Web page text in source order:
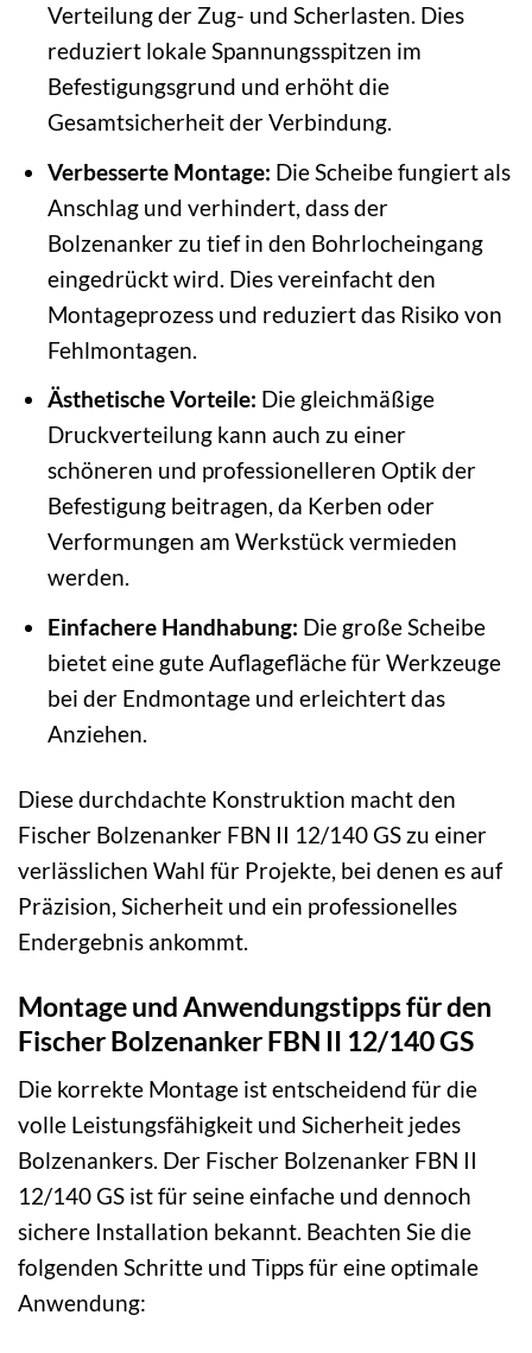
Verteilung der Zug- und Scherlasten. Dies
reduziert lokale Spannungsspitzen im
Befestigungsgrund und erhöht die
Gesamtsicherheit der Verbindung.
Verbesserte Montage: Die Scheibe fungiert als
Anschlag und verhindert, dass der
Bolzenanker zu tief in den Bohrlocheingang
eingedrückt wird. Dies vereinfacht den
Montageprozess und reduziert das Risiko von
Fehlmontagen.
Ästhetische Vorteile: Die gleichmäßige
Druckverteilung kann auch zu einer
schöneren und professionelleren Optik der
Befestigung beitragen, da Kerben oder
Verformungen am Werkstück vermieden
werden.
Einfachere Handhabung: Die große Scheibe
bietet eine gute Auflagefläche für Werkzeuge
bei der Endmontage und erleichtert das
Anziehen.
Diese durchdachte Konstruktion macht den
Fischer Bolzenanker FBN II 12/140 GS zu einer
verlässlichen Wahl für Projekte, bei denen es auf
Präzision, Sicherheit und ein professionelles
Endergebnis ankommt.
Montage und Anwendungstipps für den
Fischer Bolzenanker FBN II 12/140 GS
Die korrekte Montage ist entscheidend für die
volle Leistungsfähigkeit und Sicherheit jedes
Bolzenankers. Der Fischer Bolzenanker FBN II
12/140 GS ist für seine einfache und dennoch
sichere Installation bekannt. Beachten Sie die
folgenden Schritte und Tipps für eine optimale
Anwendung: